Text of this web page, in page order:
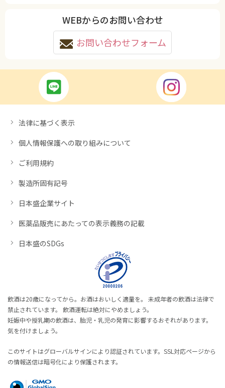
WEBからのお問い合わせ
お問い合わせフォーム
法律に基づく表示
個人情報保護への取り組みについて
ご利用規約
製造所固有記号
日本盛企業サイト
医薬品販売にあたっての表示義務の記載
日本盛のSDGs
飲酒は20歳になってから。お酒はおいしく適量を。 未成年者の飲酒は法律で
禁止されています。 飲酒運転は絶対にやめましょう。
妊娠中や授乳期の飲酒は、胎児・乳児の発育に影響するおそれがあります。
気を付けましょう。
このサイトはグローバルサインにより認証されています。SSL対応ページから
の情報送信は暗号化により保護されます。